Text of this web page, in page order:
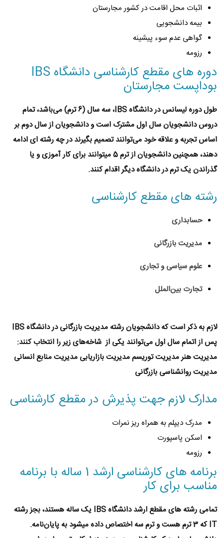
اثبات محل اقامت در کشور مجارستان
بیمه دانشجویی
گواهی عدم سوء پیشینه
رزومه
دوره های مقطع کارشناسی دانشگاه IBS
بوداپست مجارستان
طول دوره لیسانس دردانشگاه IBS
، سه سال (6 ترم) می‌باشد، تمام
دروس دانشجویان سال اول مشترک است و دانشجویان از سال دوم بر
اساس تجربه و علاقه خود می‌توانند تصمیم بگیرند در چه رشته ای ادامه
دهند، همچنین دانشجویان از ترم 5 میتوانند برای کار آموزی و یا
گذراندن یک ترم در دانشگاه دیگر اقدام کنند.
رشته های مقطع کارشناسی
حسابداری
مدیریت بازرگانی
علوم سیاسی و تجاری
تجارت بین‌الملل
لازم به ذکر است که دانشجویان رشته مدیریت بازرگانی در دانشگاه IBS
پس از اتمام سال اول می‌توانند یکی از شاخه‌های زیر را انتخاب کنند:
مدیریت هنر مدیریت توریسم مدیریت بازاریابی مدیریت منابع انسانی
مدیریت روانشناسی بازرگانی
مدارک لازم جهت پذیرش در مقطع کارشناسی
مدرک دیپلم به همراه ریز نمرات
اسکن پاسپورت
رزومه
برنامه های کارشناسی ارشد 1 ساله با برنامه
مناسب برای کار
تمامی رشته های مقطع ارشددانشگاه IBS
یک ساله هستند، بجز رشته
IT که 3 ترم هست و ترم سه اختصاص داده میشود به پایان‌نامه.